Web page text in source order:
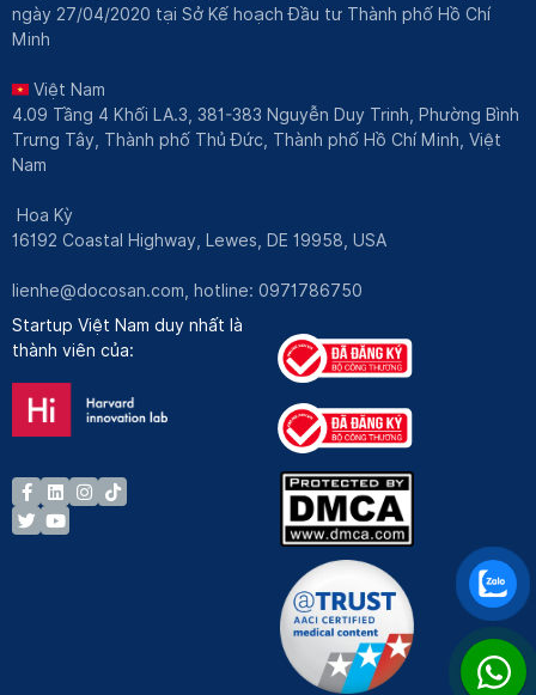
ngày 27/04/2020 tại Sở Kế hoạch Đầu tư Thành phố Hồ Chí
Minh
Việt Nam
4.09 Tầng 4 Khối LA.3, 381-383 Nguyễn Duy Trinh, Phường Bình
Trưng Tây, Thành phố Thủ Đức, Thành phố Hồ Chí Minh, Việt
Nam
Hoa Kỳ
16192 Coastal Highway, Lewes, DE 19958, USA
lienhe@docosan.com , hotline: 0971786750
Startup Việt Nam duy nhất là
thành viên của: